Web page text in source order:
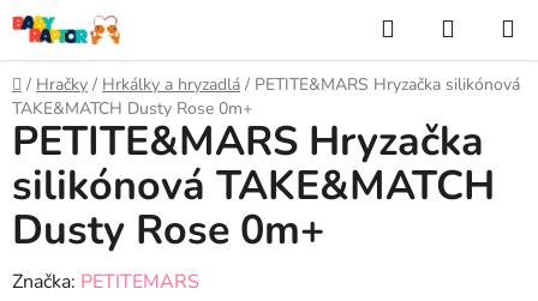
Prejsť
na
obsah
Hľadať
KOŠÍK
Domov
/ Hračky / Hrkálky a hryzadlá / PETITE&MARS Hryzačka silikónová
TAKE&MATCH Dusty Rose 0m+
PETITE&MARS Hryzačka
silikónová TAKE&MATCH
Dusty Rose 0m+
Značka: PETITEMARS